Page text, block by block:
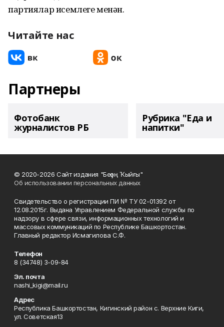
партиялар исемлеге менән.
Читайте нас
Партнеры
Фотобанк
журналистов РБ
Рубрика "Еда и
напитки"
© 2020-2026 Сайт издания "Беҙҙең Ҡыйғы"
Об использовании персональных данных
Свидетельство о регистрации ПИ № ТУ 02-01392 от
12.08.2015г. Выдана Управлением Федеральной службы по
надзору в сфере связи, информационных технологий и
массовых коммуникаций по Республике Башкортостан.
Главный редактор Исмагилова С.Ф.
Телефон
8 (34748) 3-09-84
Эл. почта
nashi_kigi@mail.ru
Адрес
Республика Башкортостан, Кигинский район с. Верхние Киги,
ул. Советская13